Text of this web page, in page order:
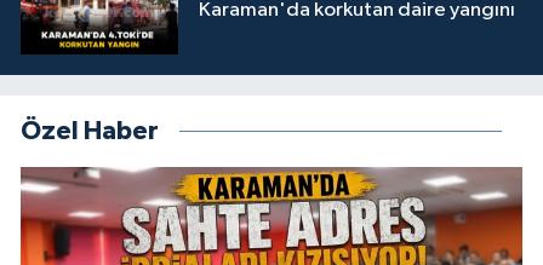
Karaman'da korkutan daire yangını
Özel Haber